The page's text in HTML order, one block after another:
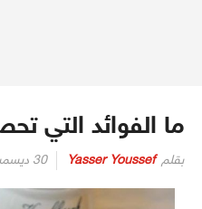
ما الفوائد التي
بقلم Yasser Youssef 30 ديسمبر، 2018